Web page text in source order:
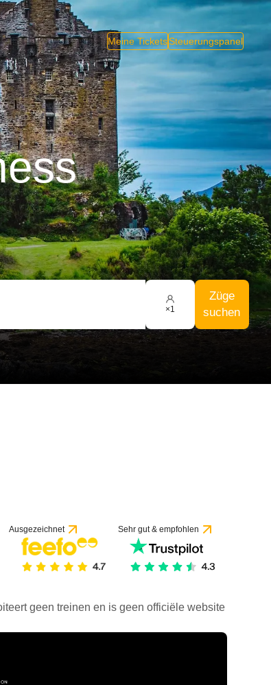
Meine TicketsSteuerungspanel
×1
Züge
suchen
Ausgezeichnet Sehr gut & empfohlen
geen treinen en is geen officiële website